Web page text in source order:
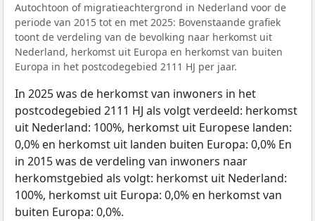
Autochtoon of migratieachtergrond in Nederland voor de
periode van 2015 tot en met 2025: Bovenstaande grafiek
toont de verdeling van de bevolking naar herkomst uit
Nederland, herkomst uit Europa en herkomst van buiten
Europa in het postcodegebied 2111 HJ per jaar.
In 2025 was de herkomst van inwoners in het
postcodegebied 2111 HJ als volgt verdeeld: herkomst
uit Nederland: 100%, herkomst uit Europese landen:
0,0% en herkomst uit landen buiten Europa: 0,0% En
in 2015 was de verdeling van inwoners naar
herkomstgebied als volgt: herkomst uit Nederland:
100%, herkomst uit Europa: 0,0% en herkomst van
buiten Europa: 0,0%.